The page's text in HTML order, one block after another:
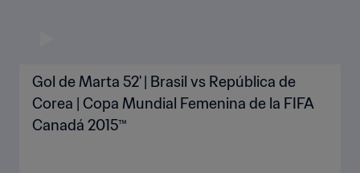
Gol de Marta 52' | Brasil vs República de
Corea | Copa Mundial Femenina de la FIFA
Canadá 2015™